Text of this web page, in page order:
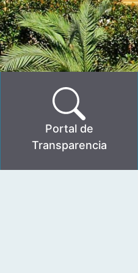
Portal de
Transparencia